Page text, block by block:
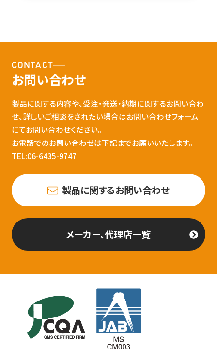
CONTACT
お問い合わせ
製品に関する内容や、受注・発送・納期に関するお問い合わ
せ、詳しいご相談をされたい場合はお問い合わせフォーム
にてお問い合わせください。
お電話でのお問い合わせは下記までお願いいたします。
TEL:06-6435-9747
製品に関するお問い合わせ
メーカー、代理店一覧